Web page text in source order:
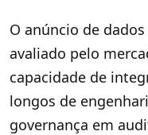
O anúncio de
avaliado pelo
capacidade de
longos de
governança em